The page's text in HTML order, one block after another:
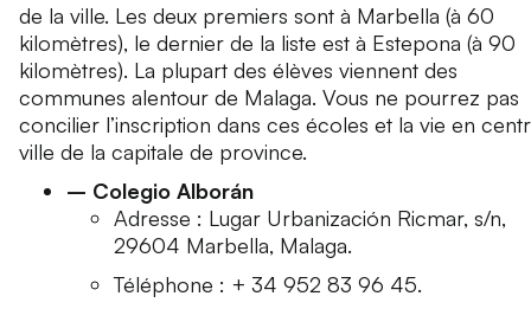
de la ville. Les deux premiers sont à Marbella (à 60
kilomètres), le dernier de la liste est à Estepona (à 90
kilomètres). La plupart des élèves viennent des
communes alentour de Malaga. Vous ne pourrez pas
concilier l’inscription dans ces écoles et la vie en
ville de la capitale de province.
– Colegio Alborán
Adresse : Lugar Urbanización Ricmar, s/n,
29604 Marbella, Malaga.
Téléphone : + 34 952 83 96 45.